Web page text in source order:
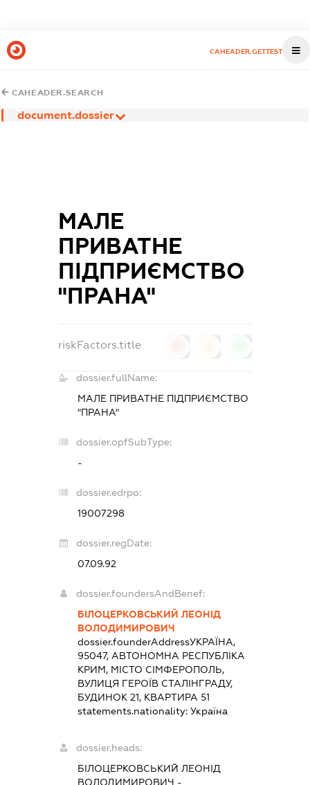
CAHEADER.GETTEST
CAHEADER.SEARCH
document.dossier
МАЛЕ
ПРИВАТНЕ
ПІДПРИЄМСТВО
"ПРАНА"
riskFactors.title
dossier.fullName:
МАЛЕ ПРИВАТНЕ ПІДПРИЄМСТВО
"ПРАНА"
dossier.opfSubType:
-
dossier.edrpo:
19007298
dossier.regDate:
07.09.92
dossier.foundersAndBenef:
БІЛОЦЕРКОВСЬКИЙ ЛЕОНІД
ВОЛОДИМИРОВИЧ
dossier.founderAddressУКРАЇНА,
95047, АВТОНОМНА РЕСПУБЛІКА
КРИМ, МІСТО СІМФЕРОПОЛЬ,
ВУЛИЦЯ ГЕРОЇВ СТАЛІНГРАДУ,
БУДИНОК 21, КВАРТИРА 51
statements.nationality:Україна
dossier.heads:
БІЛОЦЕРКОВСЬКИЙ ЛЕОНІД
ВОЛОДИМИРОВИЧ -